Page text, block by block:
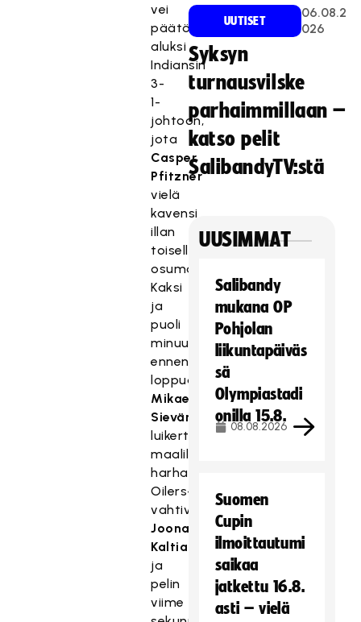
vei
päätösjakson
aluksi
Indiansin
3-
1-
johtoon,
jota
Casper
Pfitzner
vielä
kavensi
illan
toisella
osumallaan.
Kaksi
ja
puoli
minuuttia
ennen
loppua
Mikael
Sievänen
luikerteli
maalille
harhauttamaan
Oilers-
vahtivahti
Joonas
Kaltiaisen ,
ja
pelin
viime
UUTISET
06.08.2
026
Syksyn
turnausvilske
parhaimmillaan –
katso pelit
SalibandyTV:stä
UUSIMMAT
Salibandy
mukana OP
Pohjolan
liikuntapäiväs
sä
Olympiastadi
onilla 15.8.
08.08.2026
Suomen
Cupin
ilmoittautumi
saikaa
jatkettu 16.8.
asti – vielä